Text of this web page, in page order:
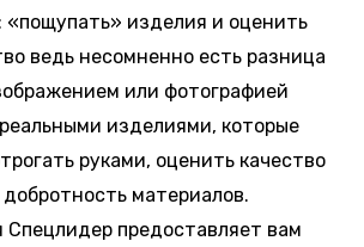
: «пощупать» изделия и оценить
ведь несомненно есть разница
или фотографией
изделиями, которые
руками, оценить качество
материалов.
Спецлидер предоставляет вам